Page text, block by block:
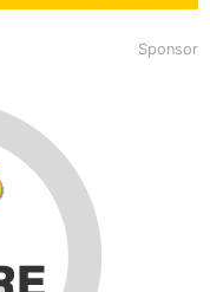
Sponsor